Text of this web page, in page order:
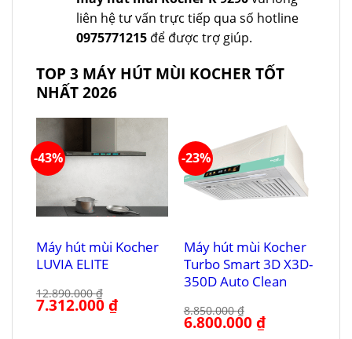
liên hệ tư vấn trực tiếp qua số hotline
0975771215để được trợ giúp.
TOP 3 MÁY HÚT MÙI KOCHER TỐT
NHẤT 2026
-43%
Máy hút mùi Kocher
LUVIA ELITE
12.890.000₫
Giá
gốc
7.312.000₫Giá
hiện
-23%
Máy hút mùi Kocher
Turbo Smart 3D X3D-
350D Auto Clean
8.850.000₫
Giá
gốc
6.800.000₫Giá
hiện